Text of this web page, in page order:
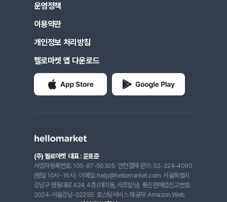
운영정책
이용약관
개인정보 처리방침
헬로마켓 앱 다운로드
(주) 헬로마켓 대표 : 윤효준
사업자등록번호: 105-87-56305 안전결제 문의: 02-324-4090
(평일 10시~16시) 이메일: help@hellomarket.com 서울특별시
강남구 영동대로 424, 4층 (대치동, 사조빌딩) 통신판매업신고번호:
2024-서울강남-02255 호스팅서비스 제공자: Amazon Web